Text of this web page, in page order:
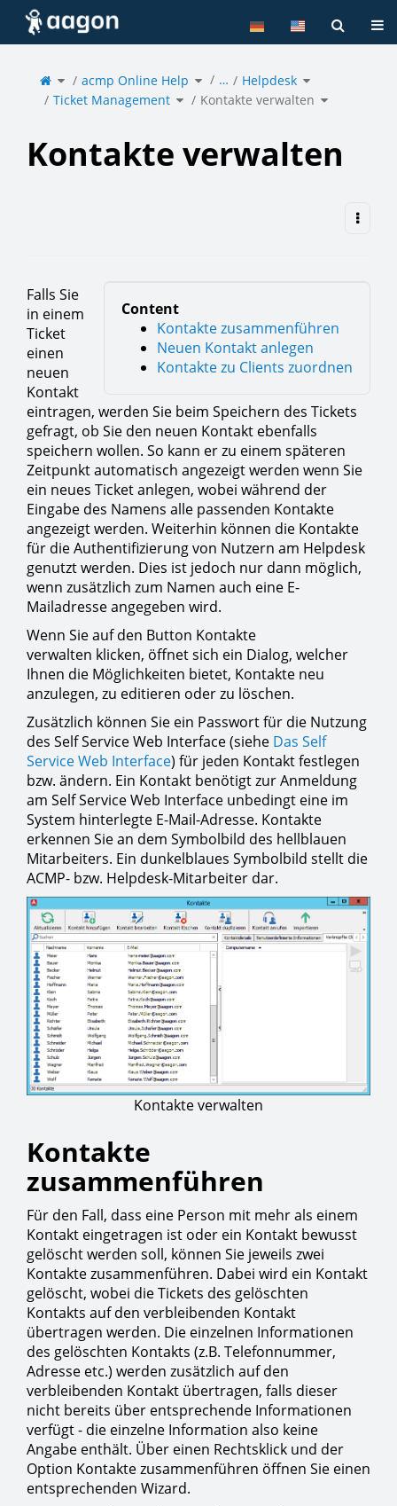
Home
Toggle
the
parent
tree
of
Kontakte
verwalten.
acmp Online Help Toggle
the
hierarchy
tree
under
acmp
Online
Help.
… Helpdesk Toggle
the
hierarchy
tree
under
Helpdesk.
Ticket Management Toggle
the
hierarchy
tree
Kontakte verwalten Toggle
the
hierarchy
tree
Kontakte verwalten
Content
Kontakte zusammenführen
Neuen Kontakt anlegen
Kontakte zu Clients zuordnen
Falls Sie
in einem
Ticket
einen
neuen
Kontakt
eintragen, werden Sie beim Speichern des Tickets
gefragt, ob Sie den neuen Kontakt ebenfalls
speichern wollen. So kann er zu einem späteren
Zeitpunkt automatisch angezeigt werden wenn Sie
ein neues Ticket anlegen, wobei während der
Eingabe des Namens alle passenden Kontakte
angezeigt werden. Weiterhin können die Kontakte
für die Authentifizierung von Nutzern am Helpdesk
genutzt werden. Dies ist jedoch nur dann möglich,
wenn zusätzlich zum Namen auch eine E-
Mailadresse angegeben wird.
Wenn Sie auf den Button Kontakte
verwalten klicken, öffnet sich ein Dialog, welcher
Ihnen die Möglichkeiten bietet, Kontakte neu
anzulegen, zu editieren oder zu löschen.
Zusätzlich können Sie ein Passwort für die Nutzung
des Self Service Web Interface (siehe Das Self
Service Web Interface) für jeden Kontakt festlegen
bzw. ändern. Ein Kontakt benötigt zur Anmeldung
am Self Service Web Interface unbedingt eine im
System hinterlegte E-Mail-Adresse. Kontakte
erkennen Sie an dem Symbolbild des hellblauen
Mitarbeiters. Ein dunkelblaues Symbolbild stellt die
ACMP- bzw. Helpdesk-Mitarbeiter dar.
Kontakte verwalten
Kontakte
zusammenführen
Für den Fall, dass eine Person mit mehr als einem
Kontakt eingetragen ist oder ein Kontakt bewusst
gelöscht werden soll, können Sie jeweils zwei
Kontakte zusammenführen. Dabei wird ein Kontakt
gelöscht, wobei die Tickets des gelöschten
Kontakts auf den verbleibenden Kontakt
übertragen werden. Die einzelnen Informationen
des gelöschten Kontakts (z.B. Telefonnummer,
Adresse etc.) werden zusätzlich auf den
verbleibenden Kontakt übertragen, falls dieser
nicht bereits über entsprechende Informationen
verfügt - die einzelne Information also keine
Angabe enthält. Über einen Rechtsklick und der
Option Kontakte zusammenführen öffnen Sie einen
entsprechenden Wizard.